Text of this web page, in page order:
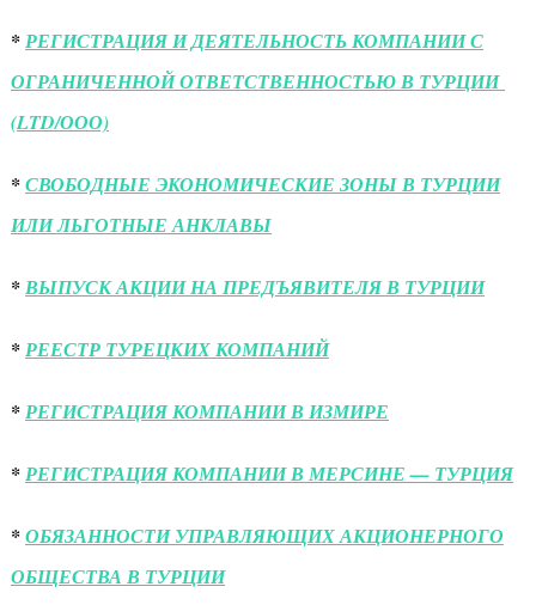
*РЕГИСТРАЦИЯ И ДЕЯТЕЛЬНОСТЬ КОМПАНИИ С
ОГРАНИЧЕННОЙ ОТВЕТСТВЕННОСТЬЮ В ТУРЦИИ
(LTD/ООО)
*СВОБОДНЫЕ ЭКОНОМИЧЕСКИЕ ЗОНЫ В ТУРЦИИ
ИЛИ ЛЬГОТНЫЕ АНКЛАВЫ
*ВЫПУСК АКЦИИ НА ПРЕДЪЯВИТЕЛЯ В ТУРЦИИ
*РЕЕСТР ТУРЕЦКИХ КОМПАНИЙ
*РЕГИСТРАЦИЯ КОМПАНИИ В ИЗМИРЕ
*РЕГИСТРАЦИЯ КОМПАНИИ В МЕРСИНЕ — ТУРЦИЯ
*ОБЯЗАННОСТИ УПРАВЛЯЮЩИХ АКЦИОНЕРНОГО
ОБЩЕСТВА В ТУРЦИИ